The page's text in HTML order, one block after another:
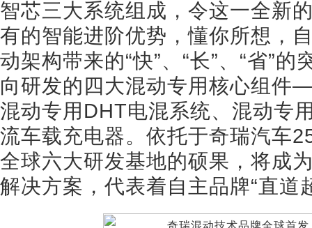
智芯三大系统组成，令这一全新
有的智能进阶优势，懂你所想，
动架构带来的“快”、“长”、“省”
向研发的四大混动专用核心组
混动专用DHT电混系统、混动专
流车载充电器。依托于奇瑞汽车
全球六大研发基地的硕果，将成
解决方案，代表着自主品牌“直道